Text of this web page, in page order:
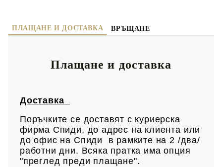
ПЛАЩАНЕ И ДОСТАВКА ВРЪЩАНЕ
Плащане и доставка
Доставка
Поръчките се доставят с куриерска
фирма Спиди, до адрес на клиента или
до офис на Спиди в рамките на 2 /два/
работни дни. Всяка пратка има опция
"преглед преди плащане".